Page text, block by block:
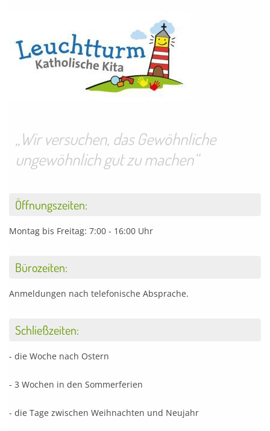
„Wir versuchen, das Gewöhnliche
ungewöhnlich gut zu machen“
Öffnungszeiten:
Montag bis Freitag: 7:00 - 16:00 Uhr
Bürozeiten:
Anmeldungen nach telefonische Absprache.
Schließzeiten:
- die Woche nach Ostern
- 3 Wochen in den Sommerferien
- die Tage zwischen Weihnachten und Neujahr